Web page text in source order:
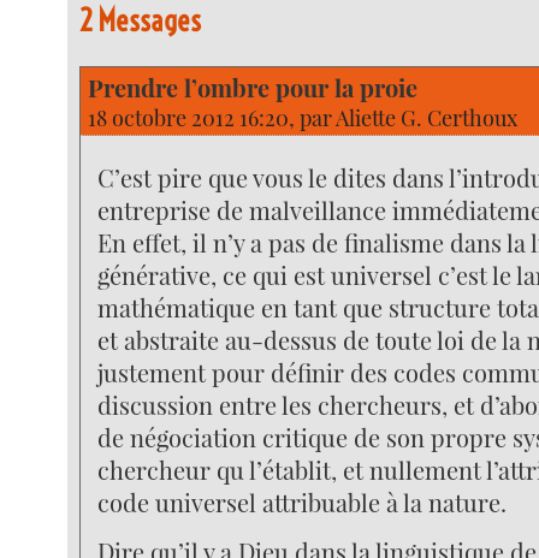
2 Messages
Prendre l’ombre pour la proie
18 octobre 2012 16:20, parAliette G. Certhoux
C’est pire que vous le dites dans
entreprise de malveillance
En effet, il n’y a pas de finalisme dans
générative, ce qui est universel c’est le
mathématique en tant que structure
et abstraite au-dessus de toute loi de la
justement pour définir des codes
discussion entre les chercheurs, et
de négociation critique de son propre
chercheur qu l’établit, et nullement
code universel attribuable à la nature.